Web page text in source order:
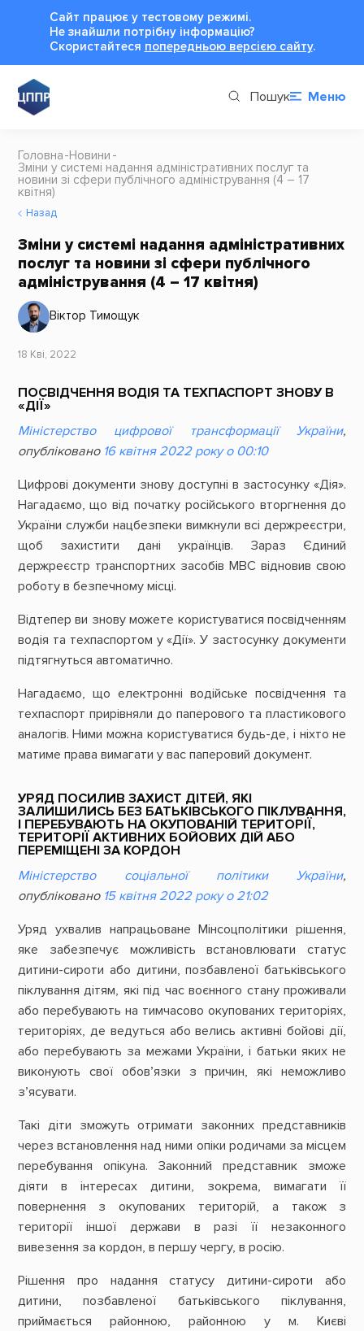
Сайт працює у тестовому режимі.
Не знайшли потрібну інформацію?
Cкористайтеся попередньою версією сайту.
Пошук Меню
Головна Новини
Зміни у системі надання адміністративних послуг та
новини зі сфери публічного адміністрування (4 – 17
квітня)
Назад
Зміни у системі надання адміністративних
послуг та новини зі сфери публічного
адміністрування (4 – 17 квітня)
Віктор Тимощук
18 Кві, 2022
ПОСВІДЧЕННЯ ВОДІЯ ТА ТЕХПАСПОРТ ЗНОВУ В
«ДІЇ»
Міністерство цифрової трансформації України,
опубліковано 16 квітня 2022 року о 00:10
Цифрові документи знову доступні в застосунку «Дія».
Нагадаємо, що від початку російського вторгнення до
України служби нацбезпеки вимкнули всі держреєстри,
щоб захистити дані українців. Зараз Єдиний
держреєстр транспортних засобів МВС відновив свою
роботу в безпечному місці.
Відтепер ви знову можете користуватися посвідченням
водія та техпаспортом у «Дії». У застосунку документи
підтягнуться автоматично.
Нагадаємо, що електронні водійське посвідчення та
техпаспорт прирівняли до паперового та пластикового
аналогів. Ними можна користуватися будь-де, і ніхто не
матиме права вимагати у вас паперовий документ.
УРЯД ПОСИЛИВ ЗАХИСТ ДІТЕЙ, ЯКІ
ЗАЛИШИЛИСЬ БЕЗ БАТЬКІВСЬКОГО ПІКЛУВАННЯ,
І ПЕРЕБУВАЮТЬ НА ОКУПОВАНІЙ ТЕРИТОРІЇ,
ТЕРИТОРІЇ АКТИВНИХ БОЙОВИХ ДІЙ АБО
ПЕРЕМІЩЕНІ ЗА КОРДОН
Міністерство соціальної політики України,
опубліковано 15 квітня 2022 року о 21:02
Уряд ухвалив напрацьоване Мінсоцполітики рішення,
яке забезпечує можливість встановлювати статус
дитини-сироти або дитини, позбавленої батьківського
піклування дітям, які під час воєнного стану проживали
або перебувають на тимчасово окупованих територіях,
територіях, де ведуться або велись активні бойові дії,
або перебувають за межами України, і батьки яких не
виконують свої обов’язки з причин, які неможливо
з’ясувати.
Такі діти зможуть отримати законних представників
через встановлення над ними опіки родичами за місцем
перебування опікуна. Законний представник зможе
діяти в інтересах дитини, зокрема, вимагати її
повернення з окупованих територій, а також з
території іншої держави в разі її незаконного
вивезення за кордон, в першу чергу, в росію.
Рішення про надання статусу дитини-сироти або
дитини, позбавленої батьківського піклування,
приймається районною, районною у м. Києві